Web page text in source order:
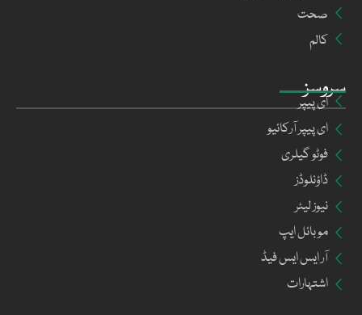
سروسز
ای پیپر
ای پیپر آرکائیو
فوٹو گیلری
ڈاؤنلوڈز
نیوز لیٹر
موبائل ایپ
آر ایس ایس فیڈ
اشتہارات
صحت
کالم